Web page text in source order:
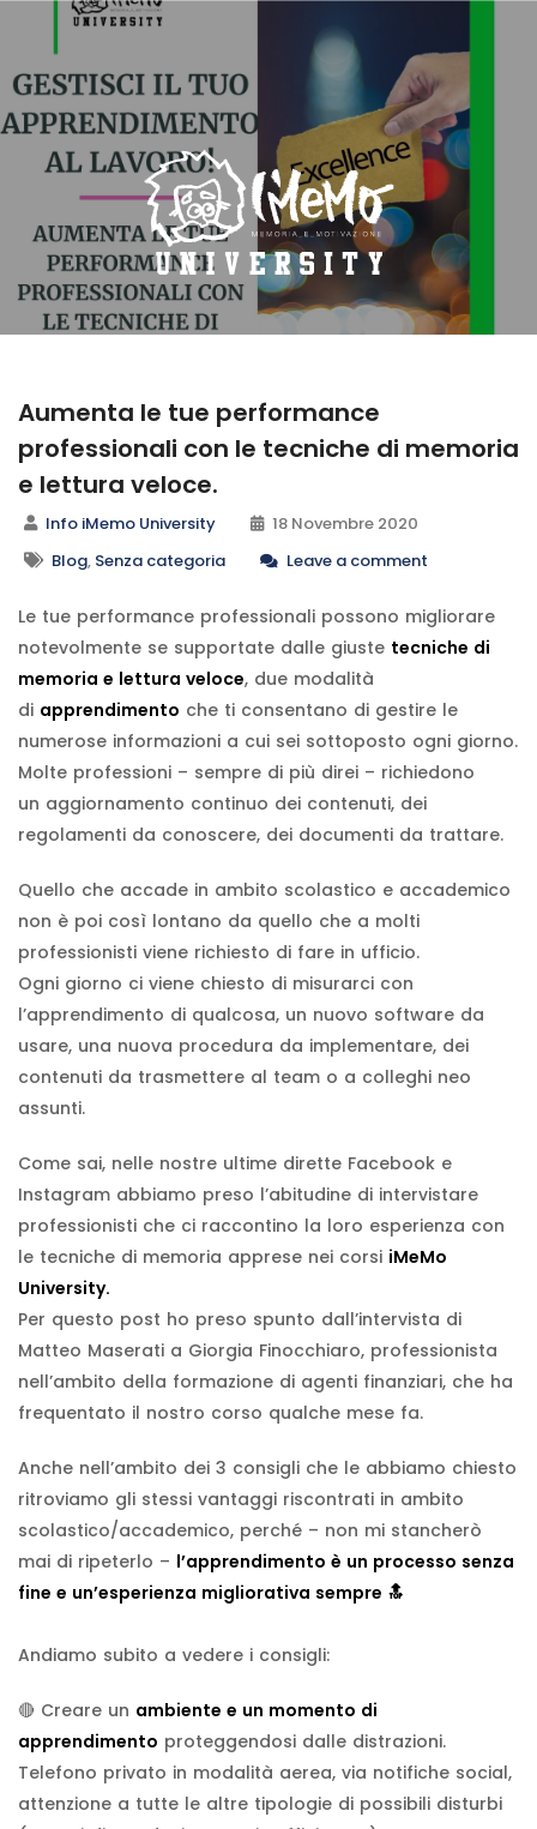
Aumenta le tue performance
professionali con le tecniche di memoria
e lettura veloce.
Info iMemo University
18 Novembre 2020
Blog, Senza categoria Leave a comment
Le tue performance professionali possono migliorare
notevolmente se supportate dalle giuste tecniche di
memoria e lettura veloce, due modalità
di apprendimento che ti consentano di gestire le
numerose informazioni a cui sei sottoposto ogni giorno.
Molte professioni – sempre di più direi – richiedono
un aggiornamento continuo dei contenuti, dei
regolamenti da conoscere, dei documenti da trattare.
Quello che accade in ambito scolastico e accademico
non è poi così lontano da quello che a molti
professionisti viene richiesto di fare in ufficio.
Ogni giorno ci viene chiesto di misurarci con
l’apprendimento di qualcosa, un nuovo software da
usare, una nuova procedura da implementare, dei
contenuti da trasmettere al team o a colleghi neo
assunti.
Come sai, nelle nostre ultime dirette Facebook e
Instagram abbiamo preso l’abitudine di intervistare
professionisti che ci raccontino la loro esperienza con
le tecniche di memoria apprese nei corsi iMeMo
University.
Per questo post ho preso spunto dall’intervista di
Matteo Maserati a Giorgia Finocchiaro, professionista
nell’ambito della formazione di agenti finanziari, che ha
frequentato il nostro corso qualche mese fa.
Anche nell’ambito dei 3 consigli che le abbiamo chiesto
ritroviamo gli stessi vantaggi riscontrati in ambito
scolastico/accademico, perché – non mi stancherò
mai di ripeterlo – l’apprendimento è un processo senza
fine e un’esperienza migliorativa sempre 🔝
Andiamo subito a vedere i consigli:
🔴 Creare un ambiente e un momento di
apprendimento proteggendosi dalle distrazioni.
Telefono privato in modalità aerea, via notifiche social,
attenzione a tutte le altre tipologie di possibili disturbi